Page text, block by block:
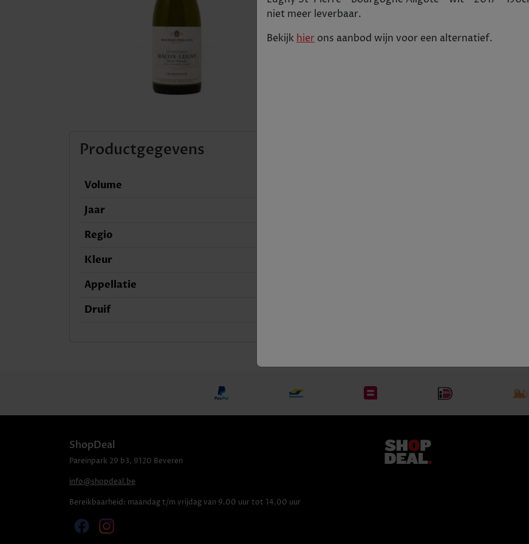
Tijdelijk uitverkocht
-
Productgegevens
Volume
Jaar
Regio
Kleur
Appellatie
Druif
ShopDeal
Pareinpark 29 b3, 9120 Beveren
info@shopdeal.be
Bereikbaarheid: maandag t/m vrijdag van 9.00 uur tot 14.00 uur
niet meer leverbaar.
Bekijk hier ons aanbod wijn voor een alternatief.